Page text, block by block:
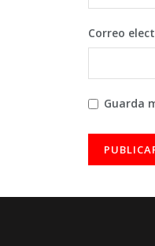
Correo
Guarda